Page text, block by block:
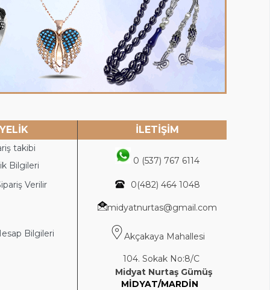
İLETİŞİM
takibi
0 (537) 767 6114
Bilgileri
Verilir 0(482) 464 1048
midyatnurtas@gmail.com
Bilgileri Akçakaya Mahallesi
104. Sokak No:8/C
Midyat Nurtaş Gümüş
MİDYAT/MARDİN